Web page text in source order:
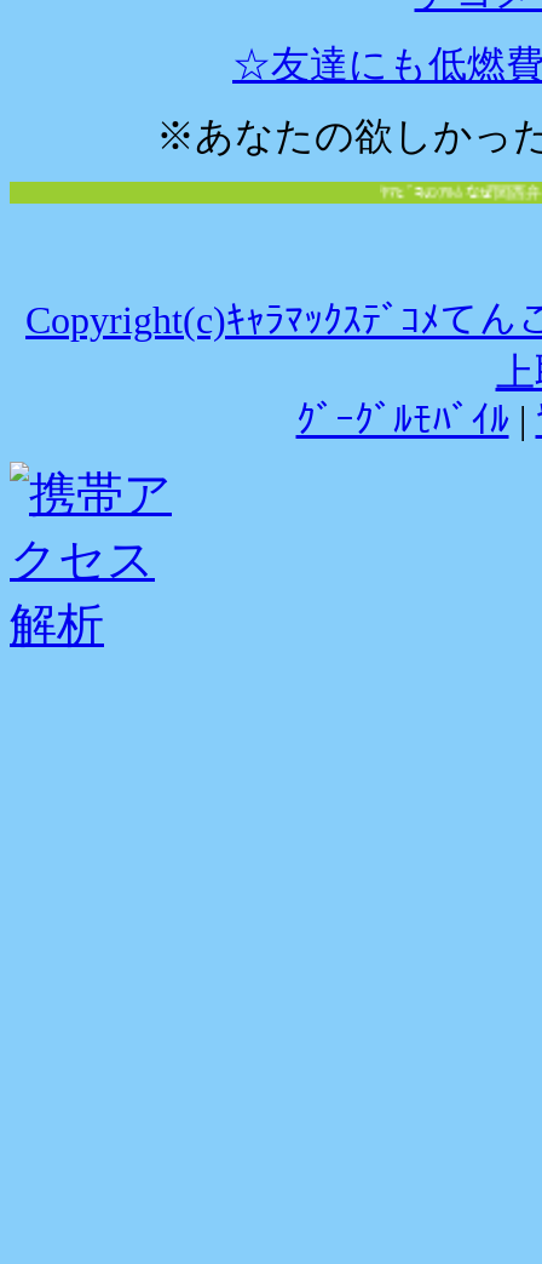
☆友達にも低燃
※あなたの欲しかっ
ﾔﾏﾋﾞｺのｱﾙﾑなぜ関西弁～
Copyright(c)ｷｬﾗﾏｯｸｽﾃﾞｺﾒてん
ｸﾞｰｸﾞﾙﾓﾊﾞｲﾙ|